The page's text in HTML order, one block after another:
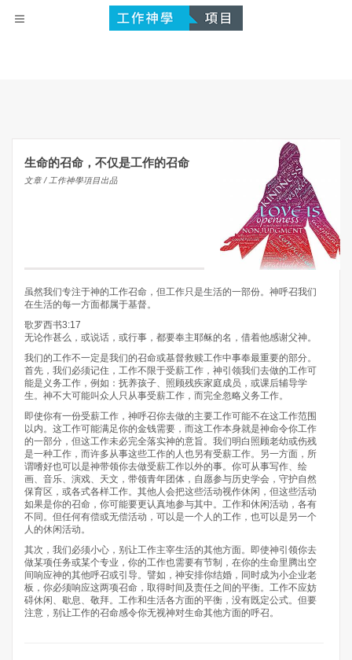
生命的召命，不仅是工作的召命
文章 / 工作神學項目出品
虽然我们专注于神的工作召命，但工作只是生活的一部份。神呼召我们
在生活的每一方面都属于基督。
歌罗西书3:17
无论作甚么，或说话，或行事，都要奉主耶稣的名，借着他感谢父神。
我们的工作不一定是我们的召命或基督救赎工作中事奉最重要的部分。
首先，我们必须记住，工作不限于受薪工作，神引领我们去做的工作可
能是义务工作，例如：抚养孩子、照顾残疾家庭成员，或课后辅导学
生。神不大可能叫众人只从事受薪工作，而完全忽略义务工作。
即使你有一份受薪工作，神呼召你去做的主要工作可能不在这工作范围
以内。这工作可能满足你的金钱需要，而这工作本身就是神命令你工作
的一部分，但这工作未必完全落实神的意旨。我们明白照顾老幼或伤残
是一种工作，而许多从事这些工作的人也另有受薪工作。另一方面，所
谓嗜好也可以是神带领你去做受薪工作以外的事。你可从事写作、绘
画、音乐、演戏、天文，带领青年团体，自愿参与历史学会，守护自然
保育区，或各式各样工作。其他人会把这些活动视作休闲，但这些活动
如果是你的召命，你可能要更认真地参与其中。工作和休闲活动，各有
不同。但任何有偿或无偿活动，可以是一个人的工作，也可以是另一个
人的休闲活动。
其次，我们必须小心，别让工作主宰生活的其他方面。即使神引领你去
做某项任务或某个专业，你的工作也需要有节制，在你的生命里腾出空
间响应神的其他呼召或引导。譬如，神安排你结婚，同时成为小企业老
板，你必须响应这两项召命，取得时间及责任之间的平衡。工作不应妨
碍休闲、歇息、敬拜。工作和生活各方面的平衡，没有既定公式。但要
注意，别让工作的召命感令你无视神对生命其他方面的呼召。